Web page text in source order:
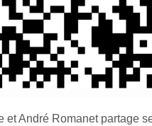
et André Romanet partage